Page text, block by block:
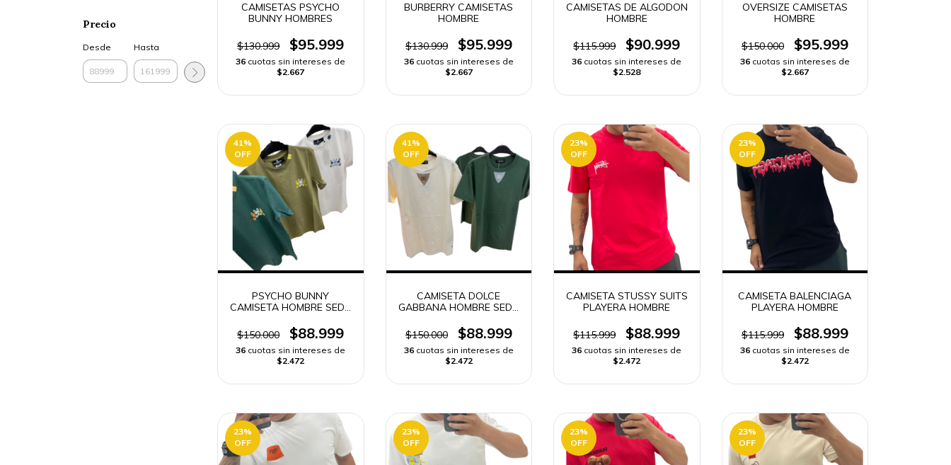
Precio
Desde Hasta
CAMISETAS PSYCHO
BUNNY HOMBRES
$130.999 $95.999
36 cuotas sin intereses de
$2.667
BURBERRY CAMISETAS
HOMBRE
$130.999 $95.999
36 cuotas sin intereses de
$2.667
CAMISETAS DE ALGODON
HOMBRE
$115.999 $90.999
36 cuotas sin intereses de
$2.528
OVERSIZE CAMISETAS
HOMBRE
$150.000 $95.999
36 cuotas sin intereses de
$2.667
41%
OFF
PSYCHO BUNNY
CAMISETA HOMBRE SEDA
$150.000
$88.999
36 cuotas sin intereses de
$2.472
41%
OFF
CAMISETA DOLCE
GABBANA HOMBRE SEDA
$150.000
$88.999
36 cuotas sin intereses de
$2.472
23%
OFF
CAMISETA STUSSY SUITS
PLAYERA HOMBRE
$115.999 $88.999
36 cuotas sin intereses de
$2.472
23%
OFF
CAMISETA BALENCIAGA
PLAYERA HOMBRE
$115.999 $88.999
36 cuotas sin intereses de
$2.472
23%
OFF
23%
OFF
23%
OFF
23%
OFF